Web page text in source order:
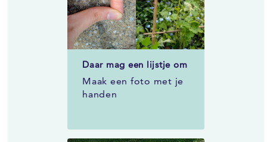
Daar mag een lijstje om
Maak een foto met je
handen